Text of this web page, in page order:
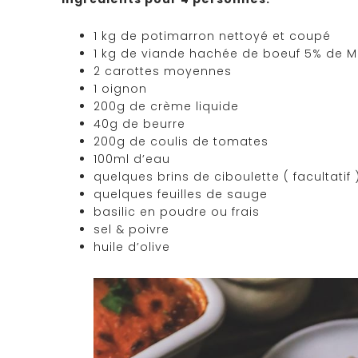
1 kg de potimarron nettoyé et coupé
1 kg de viande hachée de boeuf 5% de
2 carottes moyennes
1 oignon
200g de crème liquide
40g de beurre
200g de coulis de tomates
100ml d’eau
quelques brins de ciboulette ( facultatif
quelques feuilles de sauge
basilic en poudre ou frais
sel & poivre
huile d’olive